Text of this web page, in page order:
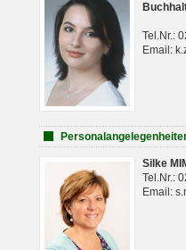
Tel.Nr.:
Email:
Silke
Tel.Nr.:
Email: